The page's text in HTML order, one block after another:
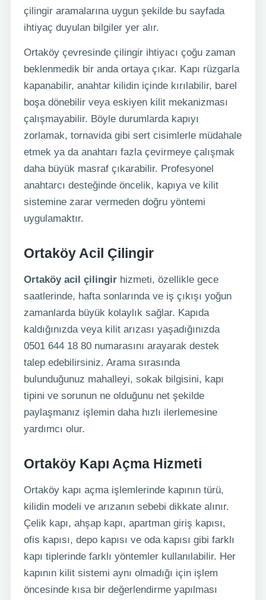
çilingir aramalarına uygun şekilde bu sayfada
ihtiyaç duyulan bilgiler yer alır.
Ortaköy çevresinde çilingir ihtiyacı çoğu zaman
beklenmedik bir anda ortaya çıkar. Kapı rüzgarla
kapanabilir, anahtar kilidin içinde kırılabilir, barel
boşa dönebilir veya eskiyen kilit mekanizması
çalışmayabilir. Böyle durumlarda kapıyı
zorlamak, tornavida gibi sert cisimlerle müdahale
etmek ya da anahtarı fazla çevirmeye çalışmak
daha büyük masraf çıkarabilir. Profesyonel
anahtarcı desteğinde öncelik, kapıya ve kilit
sistemine zarar vermeden doğru yöntemi
uygulamaktır.
Ortaköy Acil Çilingir
Ortaköy acil çilingir hizmeti, özellikle gece
saatlerinde, hafta sonlarında ve iş çıkışı yoğun
zamanlarda büyük kolaylık sağlar. Kapıda
kaldığınızda veya kilit arızası yaşadığınızda
0501 644 18 80 numarasını arayarak destek
talep edebilirsiniz. Arama sırasında
bulunduğunuz mahalleyi, sokak bilgisini, kapı
tipini ve sorunun ne olduğunu net şekilde
paylaşmanız işlemin daha hızlı ilerlemesine
yardımcı olur.
Ortaköy Kapı Açma Hizmeti
Ortaköy kapı açma işlemlerinde kapının türü,
kilidin modeli ve arızanın sebebi dikkate alınır.
Çelik kapı, ahşap kapı, apartman giriş kapısı,
ofis kapısı, depo kapısı ve oda kapısı gibi farklı
kapı tiplerinde farklı yöntemler kullanılabilir. Her
kapının kilit sistemi aynı olmadığı için işlem
öncesinde kısa bir değerlendirme yapılması